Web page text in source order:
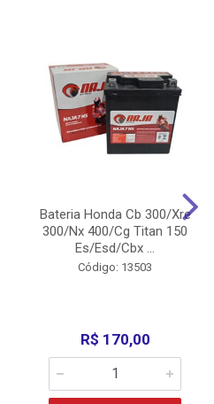
Bateria Honda Cb 300/Xre
300/Nx 400/Cg Titan 150
Es/Esd/Cbx ...
Código: 13503
R$ 170,00